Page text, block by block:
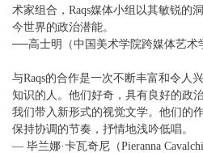
术家组合，Raqs媒体小组以其敏锐的
今世界的政治潜能。
──高士明（中国美术学院跨媒体艺术
与Raqs的合作是一次不断丰富和令人
知识的人。他们好奇，具有良好的政
我们带入新形式的视觉文学。他们的
保持协调的节奏，抒情地浅吟低唱。
— 毕兰娜·卡瓦奇尼（Pieranna